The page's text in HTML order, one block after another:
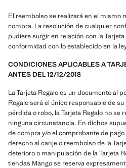
El reembolso se realizará en el mismo
compra. La resolución de cualquier
pudiere surgir en relación con la
conformidad con lo establecido en la
CONDICIONES APLICABLES A
ANTES DEL 12/12/2018
La Tarjeta Regalo es un documento al
Regalo será el único responsable de
pérdida o robo, la Tarjeta Regalo no se
ninguna circunstancia. En dichos
de compra y/o el comprobante de pago
derecho al canje o reembolso de la
deterioro o manipulación de la Tarjeta
tiendas Mango se reserva